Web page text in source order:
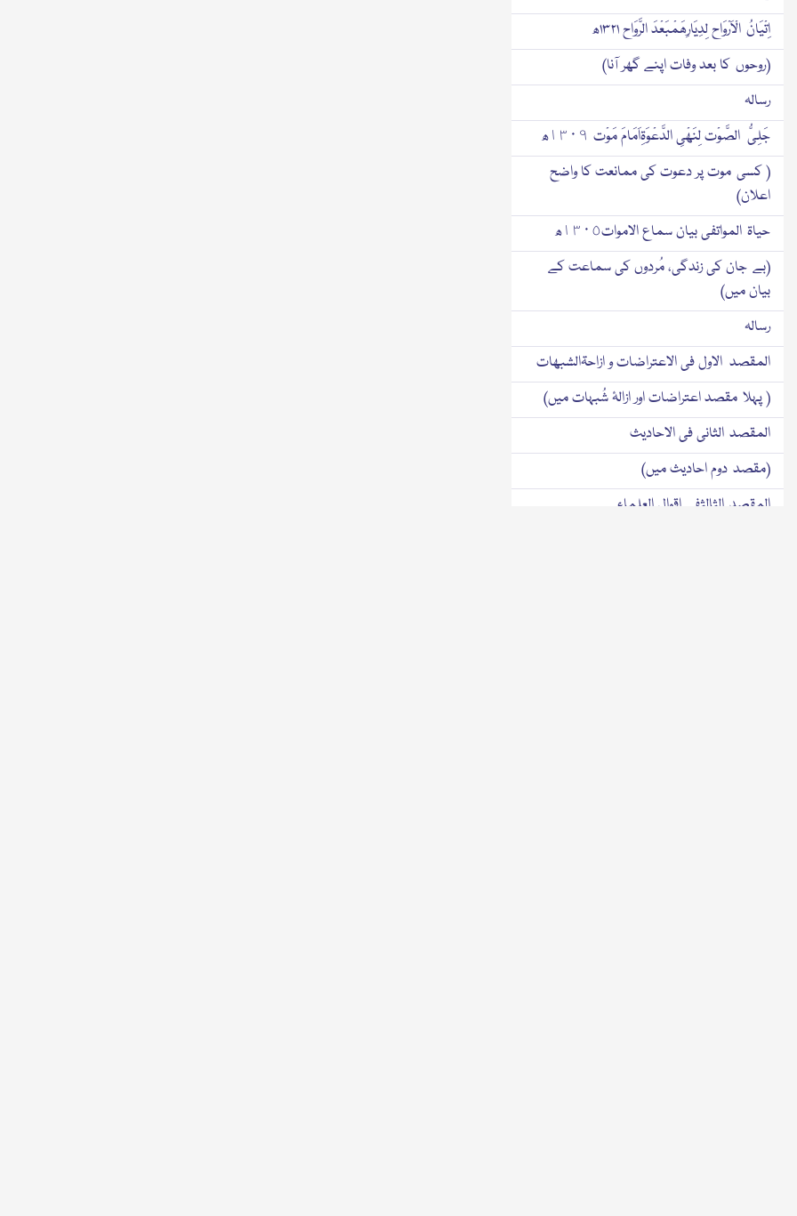
اِتْیَانُ الْاَرْوَاح لِدِیَارِھَمْبَعْدَ الرَّوَاح ۱۳۲۱ھ
(روحوں کا بعد وفات اپنے گھر آنا)
رسالہ
جَلِیُّ الصَّوْت لِنَھْیِ الدَّعْوَۃِاَمَامَ مَوْت ١٣٠٩ھ
( کسی موت پر دعوت کی ممانعت کا واضح
اعلان)
حیاۃ المواتفی بیان سماع الاموات١٣٠٥ھ
(بے جان کی زندگی، مُردوں کی سماعت کے
بیان میں)
رسالہ
المقصد الاول فی الاعتراضات و ازاحۃالشبھات
( پہلا مقصد اعتراضات اور ازالۂ شُبہات میں)
المقصد الثانی فی الاحادیث
(مقصد دوم احادیث میں)
المقصد الثالثفی اقوال العلماء